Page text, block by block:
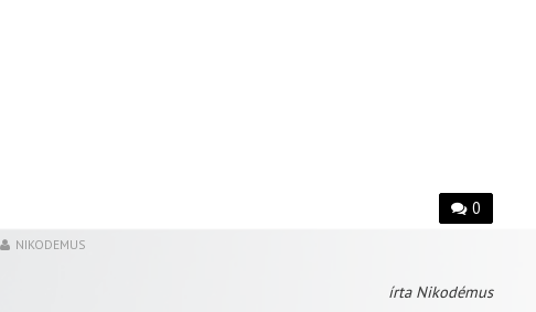
0
NIKODEMUS
írta Nikodémus